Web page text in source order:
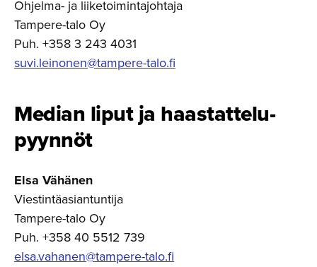
Ohjelma- ja liiketoimintajohtaja
Tampere-talo Oy
Puh. +358 3 243 4031
suvi.leinonen@tampere-talo.fi
Median liput ja haastatte­lu­
pyynnöt
Elsa Vähänen
Viestintäasiantuntija
Tampere-talo Oy
Puh. +358 40 5512 739
elsa.vahanen@tampere-talo.fi